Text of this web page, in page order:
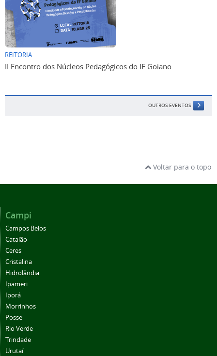
REITORIA
II Encontro dos Núcleos Pedagógicos do IF Goiano
OUTROS EVENTOS
Voltar para o topo
Campi
Campos Belos
Catalão
Ceres
Cristalina
Hidrolândia
Ipameri
Iporá
Morrinhos
Posse
Rio Verde
Trindade
Urutaí